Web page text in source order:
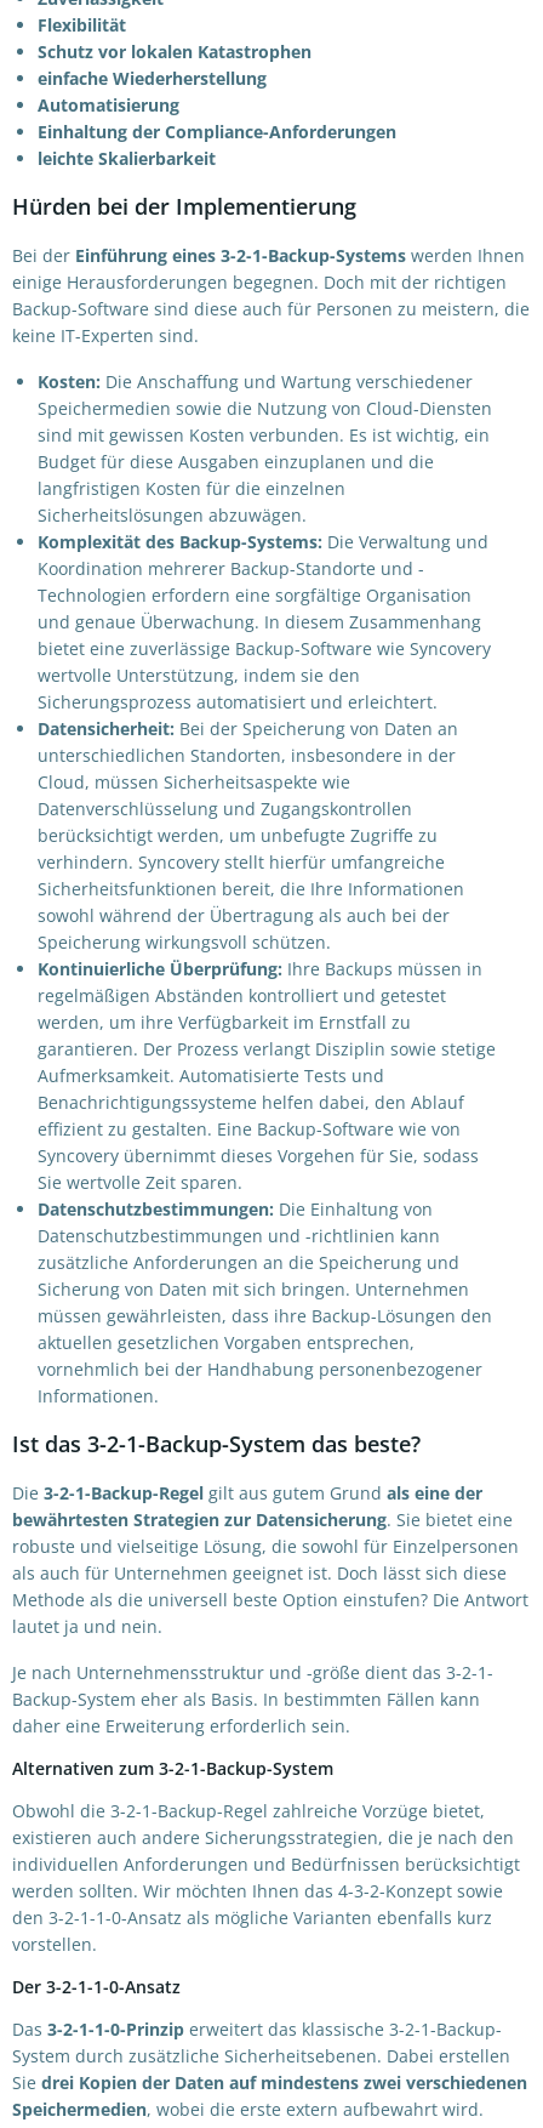
Flexibilität
Schutz vor lokalen Katastrophen
einfache Wiederherstellung
Automatisierung
Einhaltung der Compliance-Anforderungen
leichte Skalierbarkeit
Hürden bei der Implementierung
Bei der Einführung eines 3-2-1-Backup-Systems werden Ihnen
einige Herausforderungen begegnen. Doch mit der richtigen
Backup-Software sind diese auch für Personen zu meistern, die
keine IT-Experten sind.
Kosten: Die Anschaffung und Wartung verschiedener
Speichermedien sowie die Nutzung von Cloud-Diensten
sind mit gewissen Kosten verbunden. Es ist wichtig, ein
Budget für diese Ausgaben einzuplanen und die
langfristigen Kosten für die einzelnen
Sicherheitslösungen abzuwägen.
Komplexität des Backup-Systems: Die Verwaltung und
Koordination mehrerer Backup-Standorte und -
Technologien erfordern eine sorgfältige Organisation
und genaue Überwachung. In diesem Zusammenhang
bietet eine zuverlässige Backup-Software wie Syncovery
wertvolle Unterstützung, indem sie den
Sicherungsprozess automatisiert und erleichtert.
Datensicherheit: Bei der Speicherung von Daten an
unterschiedlichen Standorten, insbesondere in der
Cloud, müssen Sicherheitsaspekte wie
Datenverschlüsselung und Zugangskontrollen
berücksichtigt werden, um unbefugte Zugriffe zu
verhindern. Syncovery stellt hierfür umfangreiche
Sicherheitsfunktionen bereit, die Ihre Informationen
sowohl während der Übertragung als auch bei der
Speicherung wirkungsvoll schützen.
Kontinuierliche Überprüfung: Ihre Backups müssen in
regelmäßigen Abständen kontrolliert und getestet
werden, um ihre Verfügbarkeit im Ernstfall zu
garantieren. Der Prozess verlangt Disziplin sowie stetige
Aufmerksamkeit. Automatisierte Tests und
Benachrichtigungssysteme helfen dabei, den Ablauf
effizient zu gestalten. Eine Backup-Software wie von
Syncovery übernimmt dieses Vorgehen für Sie, sodass
Sie wertvolle Zeit sparen.
Datenschutzbestimmungen: Die Einhaltung von
Datenschutzbestimmungen und -richtlinien kann
zusätzliche Anforderungen an die Speicherung und
Sicherung von Daten mit sich bringen. Unternehmen
müssen gewährleisten, dass ihre Backup-Lösungen den
aktuellen gesetzlichen Vorgaben entsprechen,
vornehmlich bei der Handhabung personenbezogener
Informationen.
Ist das 3-2-1-Backup-System das beste?
Die 3-2-1-Backup-Regel gilt aus gutem Grund als eine der
bewährtesten Strategien zur Datensicherung. Sie bietet eine
robuste und vielseitige Lösung, die sowohl für Einzelpersonen
als auch für Unternehmen geeignet ist. Doch lässt sich diese
Methode als die universell beste Option einstufen? Die Antwort
lautet ja und nein.
Je nach Unternehmensstruktur und -größe dient das 3-2-1-
Backup-System eher als Basis. In bestimmten Fällen kann
daher eine Erweiterung erforderlich sein.
Alternativen zum 3-2-1-Backup-System
Obwohl die 3-2-1-Backup-Regel zahlreiche Vorzüge bietet,
existieren auch andere Sicherungsstrategien, die je nach den
individuellen Anforderungen und Bedürfnissen berücksichtigt
werden sollten. Wir möchten Ihnen das 4-3-2-Konzept sowie
den 3-2-1-1-0-Ansatz als mögliche Varianten ebenfalls kurz
vorstellen.
Der 3-2-1-1-0-Ansatz
Das 3-2-1-1-0-Prinzip erweitert das klassische 3-2-1-Backup-
System durch zusätzliche Sicherheitsebenen. Dabei erstellen
Sie drei Kopien der Daten auf mindestens zwei verschiedenen
Speichermedien, wobei die erste extern aufbewahrt wird.